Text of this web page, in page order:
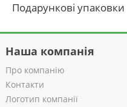
Подарункові упаковки
Наша компанія
Про компанію
Контакти
Логотип компанії